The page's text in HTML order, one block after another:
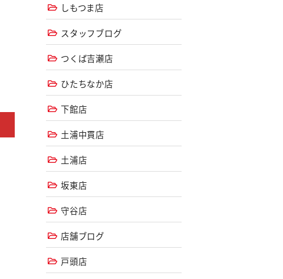
しもつま店
スタッフブログ
つくば吉瀬店
ひたちなか店
下館店
土浦中貫店
土浦店
坂東店
守谷店
店舗ブログ
戸頭店